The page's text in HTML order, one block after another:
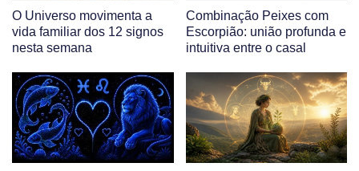
O Universo movimenta a
vida familiar dos 12 signos
nesta semana
Combinação Peixes com
Escorpião: união profunda e
intuitiva entre o casal